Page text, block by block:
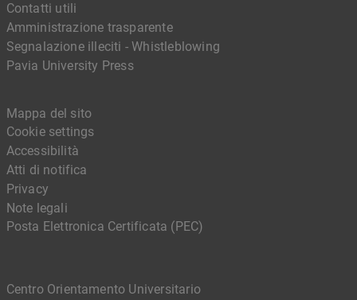
Contatti utili
Amministrazione trasparente
Segnalazione illeciti - Whistleblowing
Pavia University Press
Centro Orientamento Universitario
Mappa del sito
Cookie settings
Accessibilità
Atti di notifica
Privacy
Note legali
Posta Elettronica Certificata (PEC)